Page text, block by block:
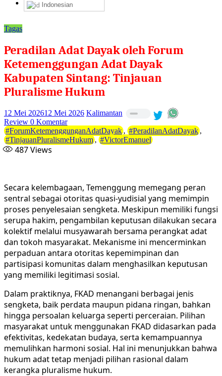
Indonesian
Tagas
Peradilan Adat Dayak oleh Forum
Ketemenggungan Adat Dayak
Kabupaten Sintang: Tinjauan
Pluralisme Hukum
12 Mei 202612 Mei 2026 Kalimantan
Review 0 Komentar
#ForumKetemenggunganAdatDayak , #PeradilanAdatDayak ,
#TinjauanPluralismeHukum , #VictorEmanuel
487Views
Secara kelembagaan, Temenggung memegang peran
sentral sebagai otoritas quasi-yudisial yang memimpin
proses penyelesaian sengketa. Meskipun memiliki fungsi
serupa hakim, pengambilan keputusan dilakukan secara
kolektif melalui musyawarah bersama perangkat adat
dan tokoh masyarakat. Mekanisme ini mencerminkan
perpaduan antara otoritas kepemimpinan dan
partisipasi komunitas dalam menghasilkan keputusan
yang memiliki legitimasi sosial.
Dalam praktiknya, FKAD menangani berbagai jenis
sengketa, baik perdata maupun pidana ringan, bahkan
hingga persoalan keluarga seperti perceraian. Pilihan
masyarakat untuk menggunakan FKAD didasarkan pada
efektivitas, kedekatan budaya, serta kemampuannya
memulihkan harmoni sosial. Hal ini menunjukkan bahwa
hukum adat tetap menjadi pilihan rasional dalam
kerangka pluralisme hukum.